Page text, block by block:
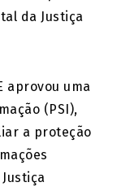
da Justiça
aprovou uma
(PSI),
a proteção